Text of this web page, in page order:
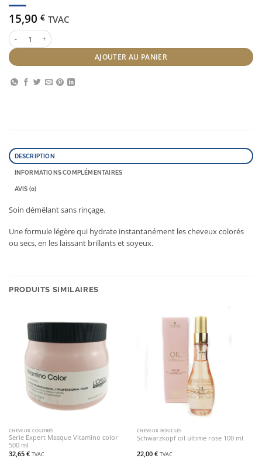
15,90 € TVAC
quantité de Revlon Equave 200 ml
AJOUTER AU PANIER
DESCRIPTION
INFORMATIONS COMPLÉMENTAIRES
AVIS (0)
Soin démêlant sans rinçage.
Une formule légère qui hydrate instantanément les cheveux colorés
ou secs, en les laissant brillants et soyeux.
PRODUITS SIMILAIRES
CHEVEUX COLORÉS
Serie Expert Masque Vitamino color
500 ml
32,65 € TVAC
CHEVEUX BOUCLÉS
Schwarzkopf oil ultime rose 100 ml
22,00 € TVAC